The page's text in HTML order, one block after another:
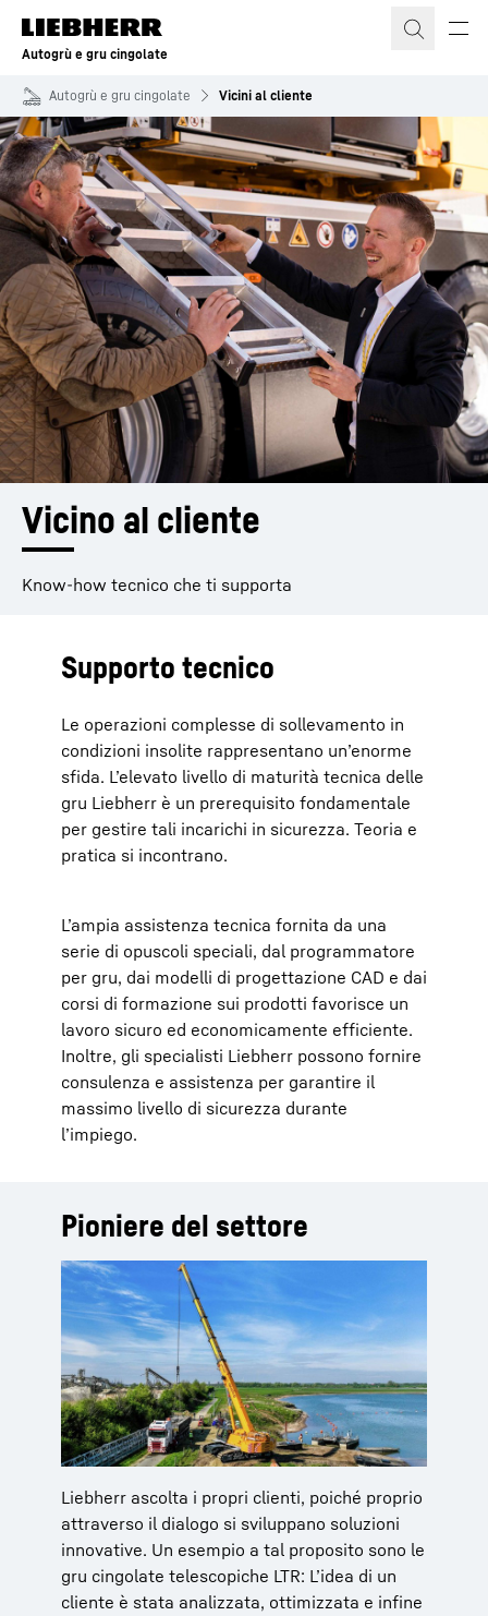
Autogrù e gru cingolate
Autogrù e gru cingolate Vicini al cliente
Vicino al cliente
Know-how tecnico che ti supporta
Supporto tecnico
Le operazioni complesse di sollevamento in
condizioni insolite rappresentano un’enorme
sfida. L’elevato livello di maturità tecnica delle
gru Liebherr è un prerequisito fondamentale
per gestire tali incarichi in sicurezza. Teoria e
pratica si incontrano.
L’ampia assistenza tecnica fornita da una
serie di opuscoli speciali, dal programmatore
per gru, dai modelli di progettazione CAD e dai
corsi di formazione sui prodotti favorisce un
lavoro sicuro ed economicamente efficiente.
Inoltre, gli specialisti Liebherr possono fornire
consulenza e assistenza per garantire il
massimo livello di sicurezza durante
l’impiego.
Pioniere del settore
Liebherr ascolta i propri clienti, poiché proprio
attraverso il dialogo si sviluppano soluzioni
innovative. Un esempio a tal proposito sono le
gru cingolate telescopiche LTR: L’idea di un
cliente è stata analizzata, ottimizzata e infine